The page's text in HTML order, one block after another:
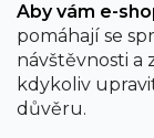
Aby vám e-
pomáhají se
návštěvnosti a
kdykoliv
důvěru.